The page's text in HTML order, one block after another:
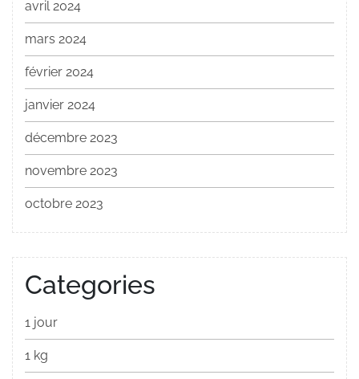
avril 2024
mars 2024
février 2024
janvier 2024
décembre 2023
novembre 2023
octobre 2023
Categories
1 jour
1 kg